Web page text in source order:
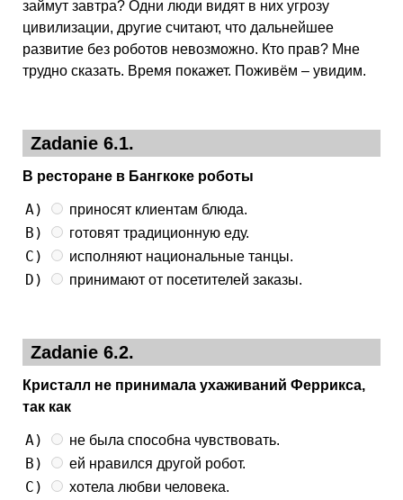
займут завтра? Одни люди видят в них угрозу
цивилизации, другие считают, что дальнейшее
развитие без роботов невозможно. Кто прав? Мне
трудно сказать. Время покажет. Поживём – увидим.
Zadanie 6.1.
В ресторане в Бангкоке роботы
A) приносят клиентам блюда.
B) готовят традиционную еду.
C) исполняют национальные танцы.
D) принимают от посетителей заказы.
Zadanie 6.2.
Кристалл не принимала ухаживаний Феррикса,
так как
A) не была способна чувствовать.
B) ей нравился другой робот.
C) хотела любви человека.